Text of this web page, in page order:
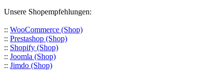
Unsere Shopempfehlungen:
:: WooCommerce (Shop)
:: Prestashop (Shop)
:: Shopify (Shop)
:: Joomla (Shop)
:: Jimdo (Shop)